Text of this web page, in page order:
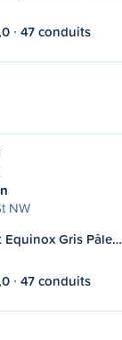
47 conduits
NW
Equinox Gris Pâle…
47 conduits